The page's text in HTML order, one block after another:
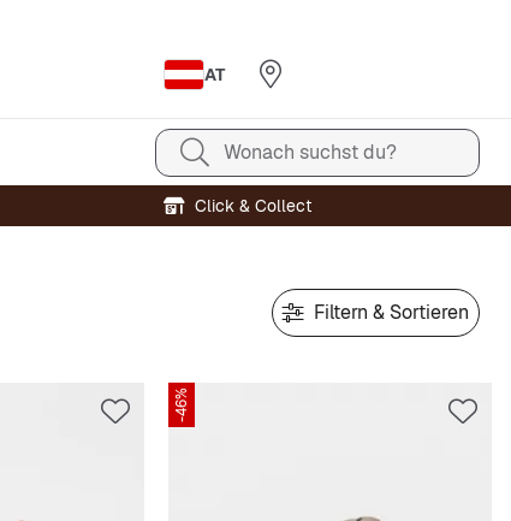
AT
Wonach suchst du?
Click & Collect
Filtern & Sortieren
-46%